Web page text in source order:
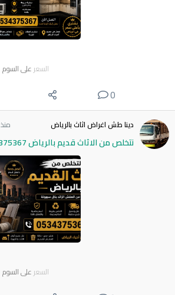
السعر على السوم
0
دينا طش اغراض اثاث بالرياض منذ 7 ساعات
نتخلص من الاثاث قديم بالرياض 0534375367
السعر على السوم